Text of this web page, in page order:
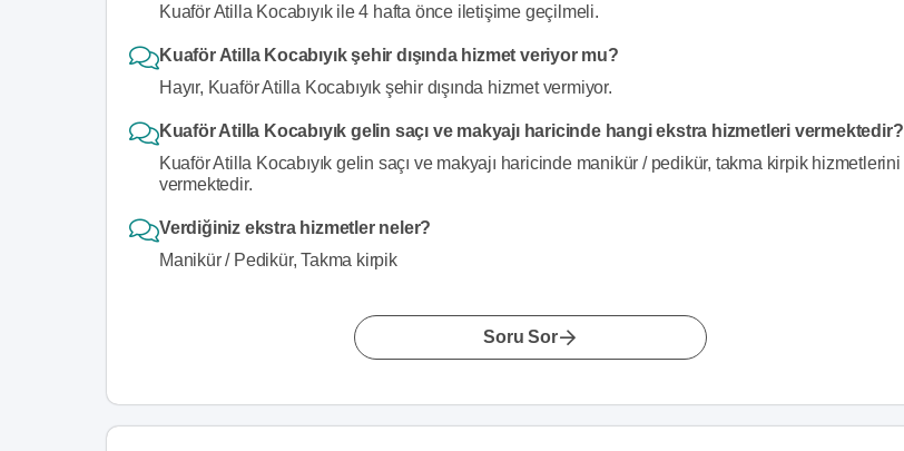
Kuaför Atilla Kocabıyık ile 4 hafta önce iletişime geçilmeli.
Kuaför Atilla Kocabıyık şehir dışında hizmet veriyor mu?
Hayır, Kuaför Atilla Kocabıyık şehir dışında hizmet vermiyor.
Kuaför Atilla Kocabıyık gelin saçı ve makyajı haricinde hangi ekstra hizmetleri vermektedir?
Kuaför Atilla Kocabıyık gelin saçı ve makyajı haricinde manikür / pedikür, takma kirpik hizmetlerini
vermektedir.
Verdiğiniz ekstra hizmetler neler?
Manikür / Pedikür, Takma kirpik
Soru Sor